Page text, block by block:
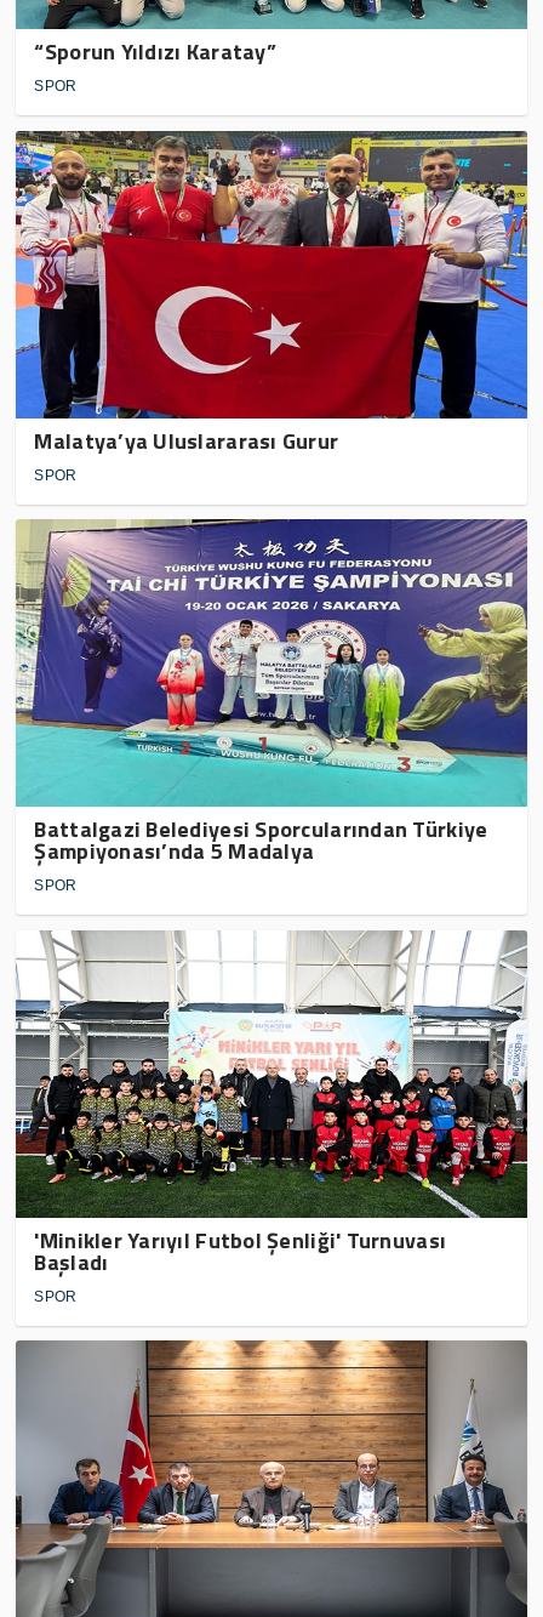
“Sporun Yıldızı Karatay”
SPOR
Malatya’ya Uluslararası Gurur
SPOR
Battalgazi Belediyesi Sporcularından Türkiye
Şampiyonası’nda 5 Madalya
SPOR
'Minikler Yarıyıl Futbol Şenliği' Turnuvası
Başladı
SPOR